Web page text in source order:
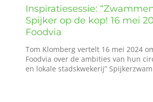
Inspiratiesessie:
Spijker op de kop! 16 mei
Foodvia
Tom Klomberg vertelt 16 mei 2024
Foodvia over de ambities van hun
en lokale stadskwekerij”